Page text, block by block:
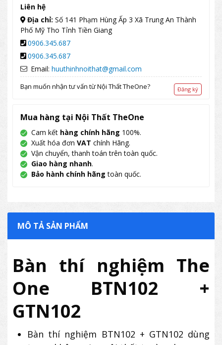
Liên hệ
Địa chỉ: Số 141 Phạm Hùng Ấp 3 Xã Trung An Thành
Phố Mỹ Tho Tỉnh Tiền Giang
0906.345.687
0906.345.687
Email: huuthinhnoithat@gmail.com
Bạn muốn nhận tư vấn từ Nội Thất TheOne? Đăng ký
Mua hàng tại Nội Thất TheOne
Cam kết hàng chính hãng 100%.
Xuất hóa đơn VAT chính Hãng.
Vận chuyển, thanh toán trên toàn quốc.
Giao hàng nhanh.
Bảo hành chính hãng toàn quốc.
MÔ TẢ SẢN PHẨM
Bàn thí nghiệm The
One BTN102 +
GTN102
Bàn thí nghiệm BTN102 + GTN102 dùng